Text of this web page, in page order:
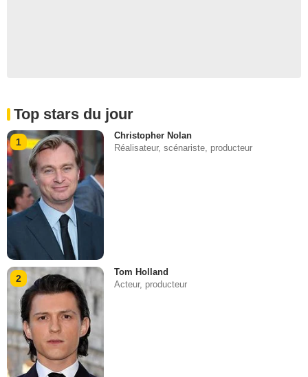
Top stars du jour
1
Christopher Nolan
Réalisateur, scénariste, producteur
2
Tom Holland
Acteur, producteur